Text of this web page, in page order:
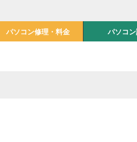
パソコン修理・料金 パソコ